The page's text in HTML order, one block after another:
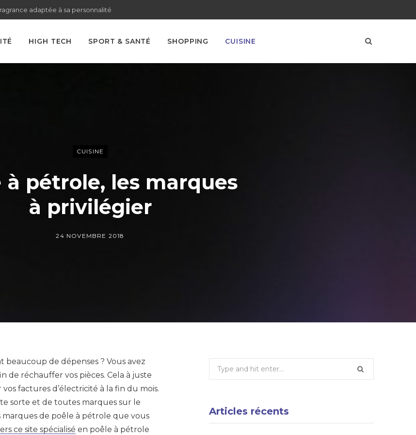
adaptée à sa personnalité
HIGH TECH SPORT & SANTÉ SHOPPING CUISINE
CUISINE
à pétrole, les marques
à privilégier
24 NOVEMBRE 2018
beaucoup de dépenses ? Vous avez
de réchauffer vos pièces. Cela à juste
factures d’électricité à la fin du mois.
sorte et de toutes marques sur le
marques de poêle à pétrole que vous
ce site spécialisé en poêle à pétrole
Search
Articles récents